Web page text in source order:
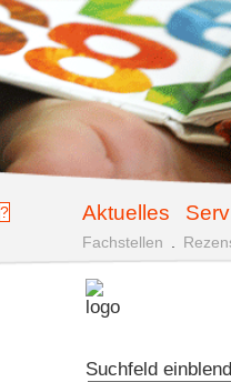
Aktuelles
Fachstellen
Suchfeld